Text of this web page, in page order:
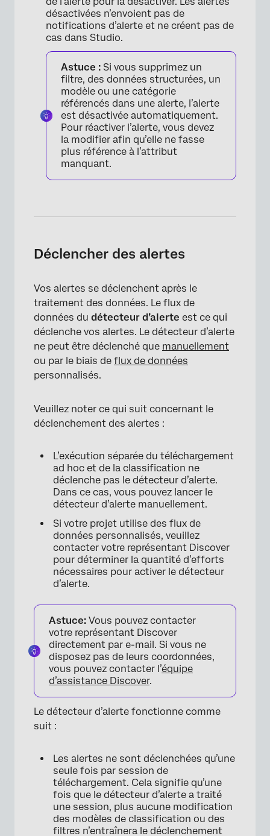
désactivées n’envoient pas de
notifications d’alerte et ne créent pas de
cas dans Studio.
Astuce : Si vous supprimez un
filtre, des données structurées, un
modèle ou une catégorie
référencés dans une alerte, l’alerte
est désactivée automatiquement.
Pour réactiver l’alerte, vous devez
la modifier afin qu’elle ne fasse
plus référence à l’attribut
manquant.
Déclencher des alertes
Vos alertes se déclenchent après le
traitement des données. Le flux de
données du détecteur d’alerte est ce qui
déclenche vos alertes. Le détecteur d’alerte
ne peut être déclenché que manuellement
ou par le biais de flux de données
personnalisés.
Veuillez noter ce qui suit concernant le
déclenchement des alertes :
L’exécution séparée du téléchargement
ad hoc et de la classification ne
déclenche pas le détecteur d’alerte.
Dans ce cas, vous pouvez lancer le
détecteur d’alerte manuellement.
Si votre projet utilise des flux de
données personnalisés, veuillez
contacter votre représentant Discover
pour déterminer la quantité d’efforts
nécessaires pour activer le détecteur
d’alerte.
Astuce: Vous pouvez contacter
votre représentant Discover
directement par e-mail. Si vous ne
disposez pas de leurs coordonnées,
vous pouvez contacter l’équipe
d’assistance Discover.
Le détecteur d’alerte fonctionne comme
suit :
Les alertes ne sont déclenchées qu’une
seule fois par session de
téléchargement. Cela signifie qu’une
fois que le détecteur d’alerte a traité
une session, plus aucune modification
des modèles de classification ou des
filtres n’entraînera le déclenchement